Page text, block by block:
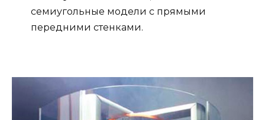
семиугольные модели с прямыми
передними стенками.